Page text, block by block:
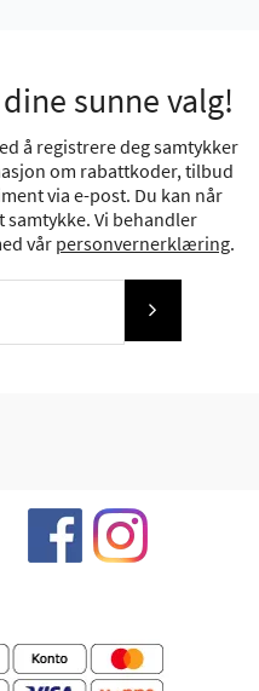
sunne valg!
å registrere deg samtykker
om rabattkoder, tilbud
via e-post. Du kan når
Vi behandler
vår personvernerklæring.